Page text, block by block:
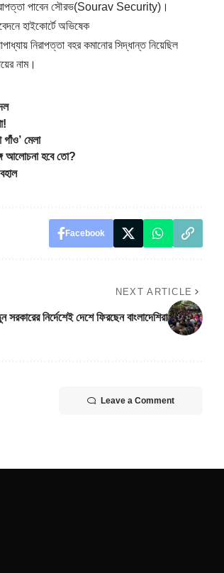
নিরাপত্তা পাবেন সৌরভ(Sourav Security)।
হাইকোর্টে অভিষেক
নিরাপত্তা বহর কমানোর সিদ্ধান্ত নিয়েছিল
নাম।
মেলা
আলোচনা হবে তো?
Facebook
NEXT ARTICLE
নির্দেশেই দেশে ফিরছেন বাংলাদেশিরা
Leave a Comment